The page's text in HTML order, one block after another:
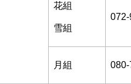
花組
雪組
月組